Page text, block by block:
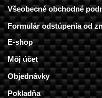
Všeobecné obchodné
Formulár odstúpenia od
E-shop
Môj účet
Objednávky
Pokladňa